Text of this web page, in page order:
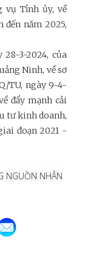
vụ Tỉnh ủy, về
đến năm 2025,
28-3-2024, của
Ninh, về sơ
TU, ngày 9-4-
đẩy mạnh cải
tư kinh doanh,
đoạn 2021 -
NGUỒN NHÂN